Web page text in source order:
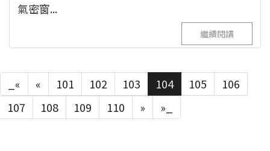
氣密窗...
繼續閱讀
_« « 101 102 103 104 105
106
107
108 109 110 » »_